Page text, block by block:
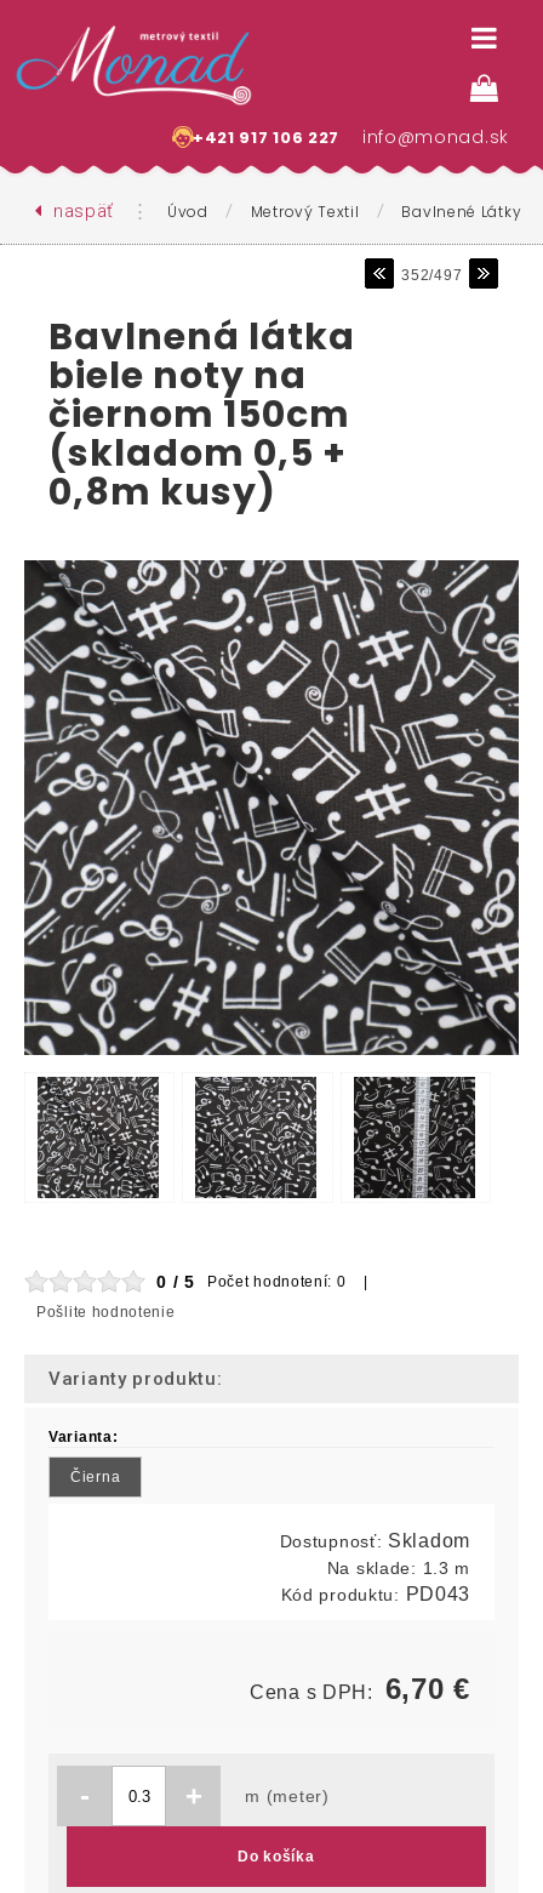
+421 917 106 227 info@monad.sk
naspäť ⋮ Úvod / Metrový Textil / Bavlnené Látky
352/497
Bavlnená látka
biele noty na
čiernom 150cm
(skladom 0,5 +
0,8m kusy)
0 / 5
Počet hodnotení: 0 |
Pošlite hodnotenie
Varianty produktu:
Varianta:
Čierna
Dostupnosť: Skladom
Na sklade: 1.3 m
Kód produktu: PD043
Cena s DPH: 6,70€
- + m (meter)
Do košíka